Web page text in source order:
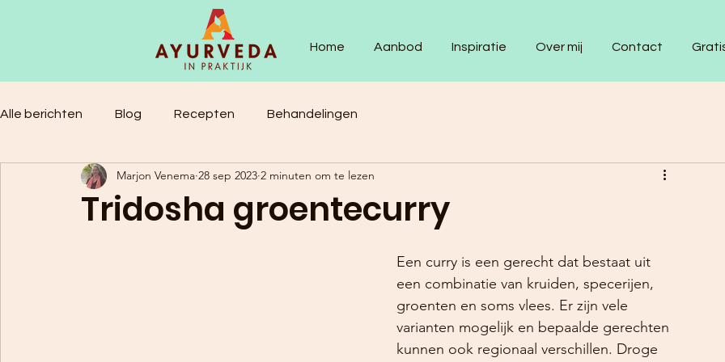
Home Aanbod Inspiratie Over mij Contact
Alle berichten Blog Recepten Behandelingen
Tridosha groentecurry
Marjon Venema 28 sep 2023 2 minuten om te lezen
Een curry is een gerecht dat bestaat uit
een combinatie van kruiden, specerijen,
groenten en soms vlees. Er zijn vele
varianten mogelijk en bepaalde gerechten
kunnen ook regionaal verschillen. Droge